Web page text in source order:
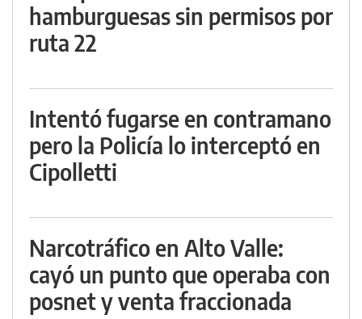
hamburguesas sin permisos por
ruta 22
Intentó fugarse en contramano
pero la Policía lo interceptó en
Cipolletti
Narcotráfico en Alto Valle:
cayó un punto que operaba con
posnet y venta fraccionada